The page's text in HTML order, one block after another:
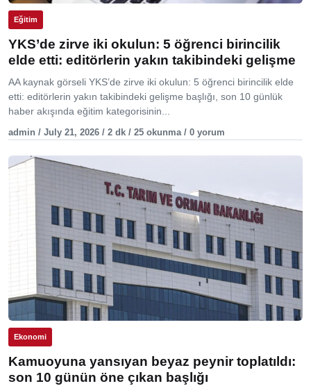
Eğitim
YKS’de zirve iki okulun: 5 öğrenci birincilik
elde etti: editörlerin yakın takibindeki gelişme
AA kaynak görseli YKS’de zirve iki okulun: 5 öğrenci birincilik elde
etti: editörlerin yakın takibindeki gelişme başlığı, son 10 günlük
haber akışında eğitim kategorisinin...
admin / July 21, 2026 / 2 dk / 25 okunma / 0 yorum
Ekonomi
Kamuoyuna yansıyan beyaz peynir toplatıldı:
son 10 günün öne çıkan başlığı